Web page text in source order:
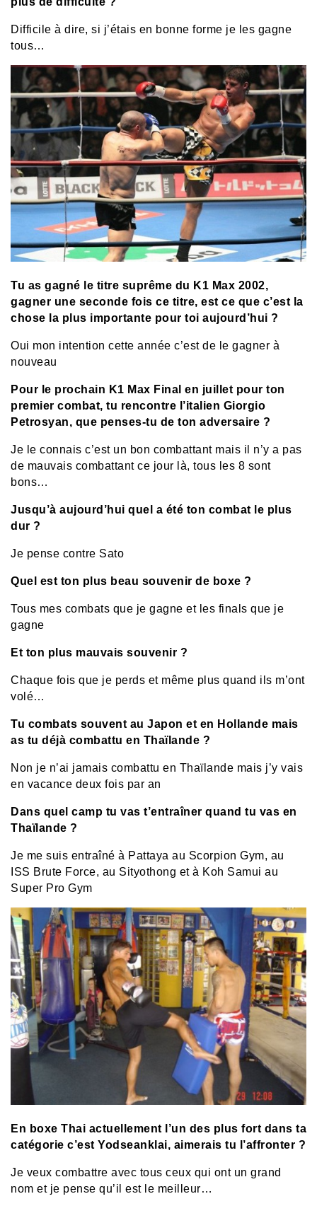
Difficile à dire, si j’étais en bonne forme je les gagne
tous…
Tu as gagné le titre suprême du K1 Max 2002,
gagner une seconde fois ce titre, est ce que c’est la
chose la plus importante pour toi aujourd’hui ?
Oui mon intention cette année c’est de le gagner à
nouveau
Pour le prochain K1 Max Final en juillet pour ton
premier combat, tu rencontre l’italien Giorgio
Petrosyan, que penses-tu de ton adversaire ?
Je le connais c’est un bon combattant mais il n’y a pas
de mauvais combattant ce jour là, tous les 8 sont
bons…
Jusqu’à aujourd’hui quel a été ton combat le plus
dur ?
Je pense contre Sato
Quel est ton plus beau souvenir de boxe ?
Tous mes combats que je gagne et les finals que je
gagne
Et ton plus mauvais souvenir ?
Chaque fois que je perds et même plus quand ils m’ont
volé…
Tu combats souvent au Japon et en Hollande mais
as tu déjà combattu en Thaïlande ?
Non je n’ai jamais combattu en Thaïlande mais j’y vais
en vacance deux fois par an
Dans quel camp tu vas t’entraîner quand tu vas en
Thaïlande ?
Je me suis entraîné à Pattaya au Scorpion Gym, au
ISS Brute Force, au Sityothong et à Koh Samui au
Super Pro Gym
En boxe Thai actuellement l’un des plus fort dans ta
catégorie c’est Yodseanklai, aimerais tu l’affronter ?
Je veux combattre avec tous ceux qui ont un grand
nom et je pense qu’il est le meilleur…